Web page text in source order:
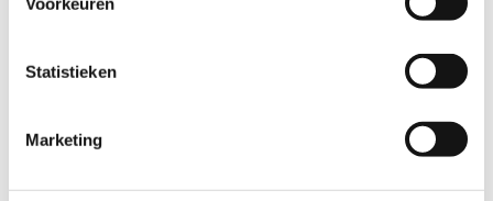
Statistieken
Marketing
Het programma
(MTVP)
is onderdeel van het Integraal Zorgakkoord (IZA).
Hadoks
Regioplan MTVP
. Dit plan is specifiek ontwikkeld